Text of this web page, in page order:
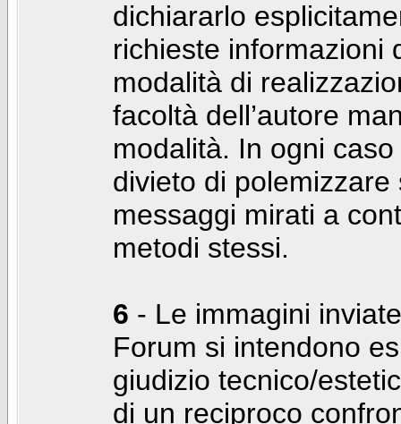
dichiararlo
richieste informazioni
modalità di
facoltà dell’autore
modalità. In ogni
divieto di
messaggi mirati a
metodi stessi.
6 - Le immagini
Forum si intendono
giudizio tecnico/
di un reciproco